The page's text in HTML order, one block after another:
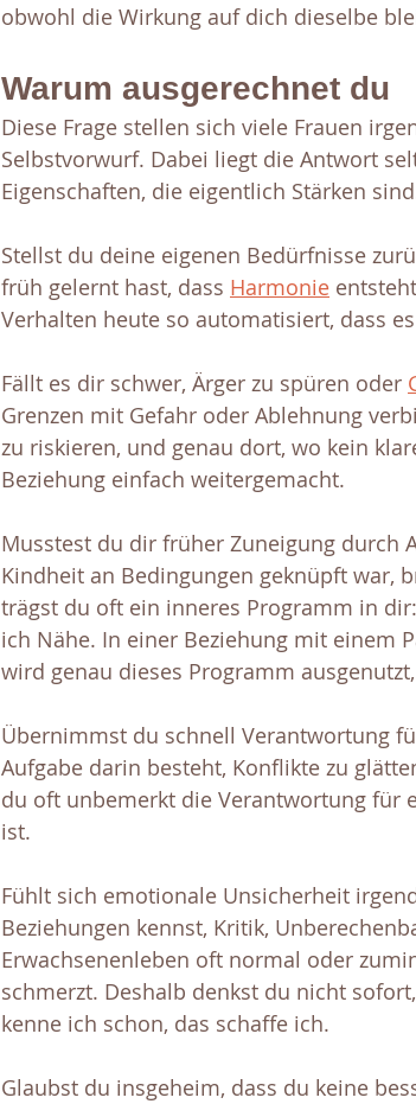
obwohl die Wirkung auf dich dieselbe
Warum ausgerechnet du
Diese Frage stellen sich viele Frauen
Selbstvorwurf. Dabei liegt die Antwort
Eigenschaften, die eigentlich Stärken
Stellst du deine eigenen Bedürfnisse
früh gelernt hast, dass Harmonie
Verhalten heute so automatisiert, dass
Fällt es dir schwer, Ärger zu spüren oder
Grenzen mit Gefahr oder Ablehnung
zu riskieren, und genau dort, wo kein
Beziehung einfach weitergemacht.
Musstest du dir früher Zuneigung durch
Kindheit an Bedingungen geknüpft war,
trägst du oft ein inneres Programm in
ich Nähe. In einer Beziehung mit einem
wird genau dieses Programm
Übernimmst du schnell Verantwortung
Aufgabe darin besteht, Konflikte zu
du oft unbemerkt die Verantwortung für
ist.
Fühlt sich emotionale Unsicherheit
Beziehungen kennst, Kritik,
Erwachsenenleben oft normal oder
schmerzt. Deshalb denkst du nicht
kenne ich schon, das schaffe ich.
Glaubst du insgeheim, dass du keine